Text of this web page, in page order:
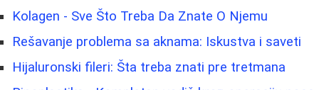
Kolagen - Sve Što Treba Da Znate O Njemu
Rešavanje problema sa aknama: Iskustva i saveti
Hijaluronski fileri: Šta treba znati pre tretmana